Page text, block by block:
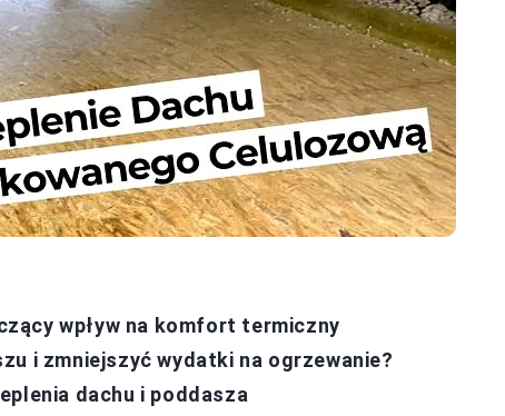
wpływ na komfort termiczny
i zmniejszyć wydatki na ogrzewanie?
dachu i poddasza